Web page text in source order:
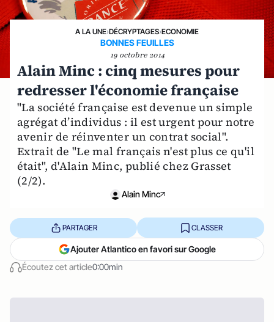
A LA UNE›DÉCRYPTAGES›ECONOMIE
BONNES FEUILLES
19 octobre 2014
Alain Minc : cinq mesures pour
redresser l'économie française
"La société française est devenue un simple
agrégat d’individus : il est urgent pour notre
avenir de réinventer un contrat social".
Extrait de "Le mal français n'est plus ce qu'il
était", d'Alain Minc, publié chez Grasset
(2/2).
Alain Minc
Écoutez cet article0:00min
PARTAGER CLASSER
Ajouter Atlantico en favori sur Google